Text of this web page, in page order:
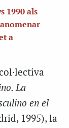
1990 als
a
La
en el
1995), la